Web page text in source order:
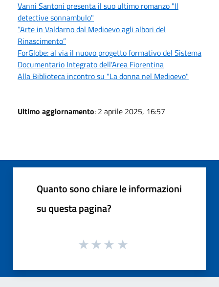
Vanni Santoni presenta il suo ultimo romanzo "Il
detective sonnambulo"
“Arte in Valdarno dal Medioevo agli albori del
Rinascimento”
ForGlobe: al via il nuovo progetto formativo del Sistema
Documentario Integrato dell'Area Fiorentina
Alla Biblioteca incontro su "La donna nel Medioevo"
Ultimo aggiornamento: 2 aprile 2025, 16:57
Quanto sono chiare le informazioni
su questa pagina?